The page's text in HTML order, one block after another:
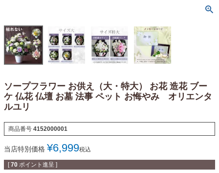
ソープフラワー お供え（大・特大） お花 造花 ブー
ケ 仏花 仏壇 お墓 法事 ペット お悔やみ オリエンタ
ルユリ
商品番号 4152000001
当店特別価格 ¥6,999税込
[ 70 ポイント進呈 ]